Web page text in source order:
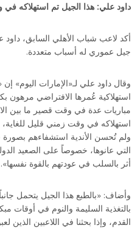
داود علي: هذا الجيل تم استهلاكه
أكد لاعب شباب الأهلي السابق،
جيل عموري له أسباب متعددة.
وقال داود علي لـ«الإمارات اليوم»
استهلاكية عُمرها الافتراضي مرهون
مباريات عدة في وقت قصير ما بين
استهلاكه في وقت زمني قليل
ولم تُحسن الأندية استشفاءهم
التي عانوها، خصوصاً على الصعيد
أثر بالسلب في عودتهم بالقوة نفسها».
وأضاف: «بالطبع هذا الجيل يتحمل
بالتغذية السليمة والنوم في أوقات